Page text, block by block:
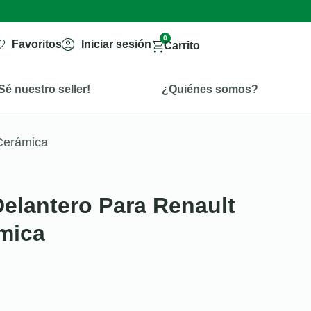
Favoritos Iniciar sesión
0
Carrito
nuestro seller! ¿Quiénes somos?
Para Renault